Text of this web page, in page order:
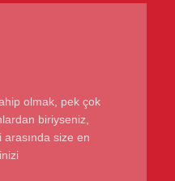
olmak, pek çok
biriyseniz,
size en